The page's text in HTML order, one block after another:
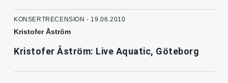
KONSERTRECENSION - 19.06.2010
Kristofer Åström
Kristofer Åström: Live Aquatic, Göteborg